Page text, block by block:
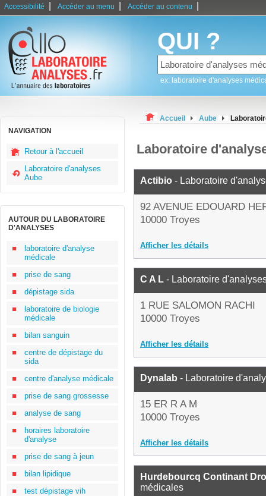
Accessibilité Accéder au menu Accéder au contenu
QUI ?
ex: laboratoire d'analyses
NAVIGATION
Retour à l'accueil
Laboratoire d'analyses
Aube
AUTOUR DU LABORATOIRE
D'ANALYSES
laboratoire d'analyse
médicale
prise de sang
dépistage sida
laboratoire de biologie
médicale
bilan sanguin
centre de dépistage du
sida
centre d'analyse médicale
prise de sang grossesse
analyse de sang
horaires laboratoire
d'analyse
prise de sang à jeun
bilan lipidique
test dépistage vih
Accueil Aube
Laboratoire
Actibio - Laboratoire
92 AVENUE EDOUARD
10000 Troyes
Afficher les détails
C A L - Laboratoire
1 RUE SALOMON RACHI
10000 Troyes
Afficher les détails
Dynalab - Laboratoire
15 ER R A M
10000 Troyes
Afficher les détails
Hurdebourcq Continant
médicales